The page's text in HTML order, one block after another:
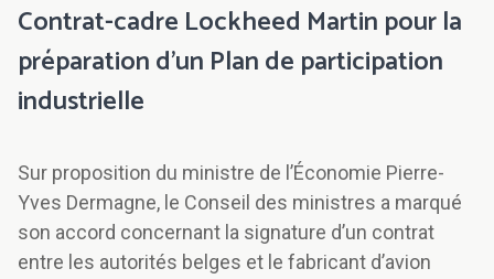
Contrat-cadre Lockheed Martin pour la
préparation d’un Plan de participation
industrielle
Sur proposition du ministre de l’Économie Pierre-
Yves Dermagne, le Conseil des ministres a marqué
son accord concernant la signature d’un contrat
entre les autorités belges et le fabricant d’avion